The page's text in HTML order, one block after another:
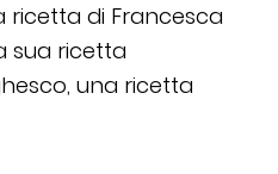
di Francesca
sua ricetta
una ricetta